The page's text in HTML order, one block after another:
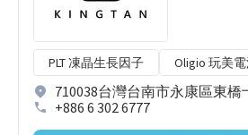
PLT 凍晶生長因子 Oligio 玩美
710038台灣台南市永康區東橋
+886 6 302 6777